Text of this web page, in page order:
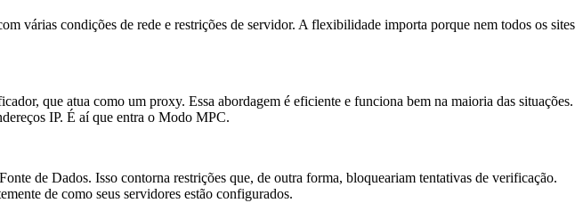
várias condições de rede e restrições de servidor. A flexibilidade importa porque nem todos os sites
que atua como um proxy. Essa abordagem é eficiente e funciona bem na maioria das situações.
IP. É aí que entra o Modo MPC.
de Dados. Isso contorna restrições que, de outra forma, bloqueariam tentativas de verificação.
de como seus servidores estão configurados.